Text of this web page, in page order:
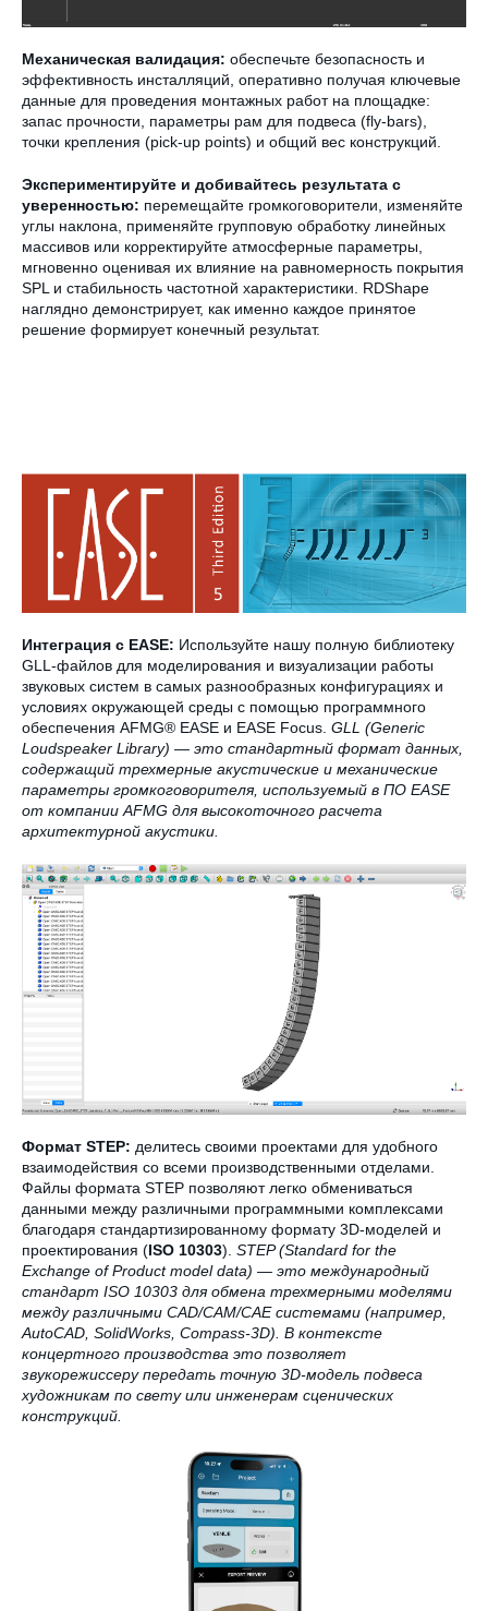
Механическая валидация: обеспечьте безопасность и
эффективность инсталляций, оперативно получая ключевые
данные для проведения монтажных работ на площадке:
запас прочности, параметры рам для подвеса (fly-bars),
точки крепления (pick-up points) и общий вес конструкций.
Экспериментируйте и добивайтесь результата с
уверенностью: перемещайте громкоговорители, изменяйте
углы наклона, применяйте групповую обработку линейных
массивов или корректируйте атмосферные параметры,
мгновенно оценивая их влияние на равномерность покрытия
SPL и стабильность частотной характеристики. RDShape
наглядно демонстрирует, как именно каждое принятое
решение формирует конечный результат.
Интеграция с EASE: Используйте нашу полную библиотеку
GLL-файлов для моделирования и визуализации работы
звуковых систем в самых разнообразных конфигурациях и
условиях окружающей среды с помощью программного
обеспечения AFMG® EASE и EASE Focus. GLL (Generic
Loudspeaker Library) — это стандартный формат данных,
содержащий трехмерные акустические и механические
параметры громкоговорителя, используемый в ПО EASE
от компании AFMG для высокоточного расчета
архитектурной акустики.
Формат STEP: делитесь своими проектами для удобного
взаимодействия со всеми производственными отделами.
Файлы формата STEP позволяют легко обмениваться
данными между различными программными комплексами
благодаря стандартизированному формату 3D-моделей и
проектирования (ISO 10303). STEP (Standard for the
Exchange of Product model data) — это международный
стандарт ISO 10303 для обмена трехмерными моделями
между различными CAD/CAM/CAE системами (например,
AutoCAD, SolidWorks, Compass-3D). В контексте
концертного производства это позволяет
звукорежиссеру передать точную 3D-модель подвеса
художникам по свету или инженерам сценических
конструкций.